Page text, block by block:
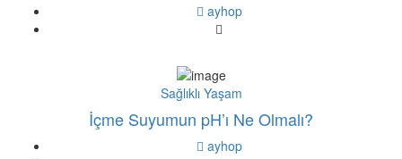
ayhop
Sağlıklı Yaşam
İçme Suyumun pH’ı Ne Olmalı?
ayhop